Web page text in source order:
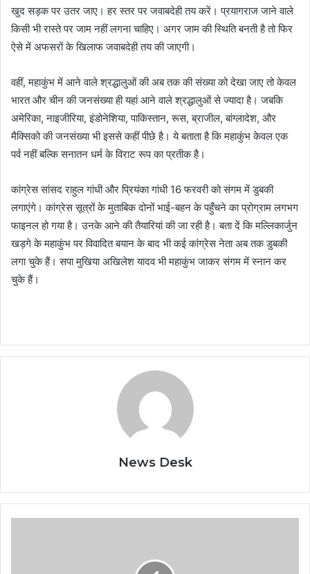
खुद सड़क पर उतर जाए। हर स्तर पर जवाबदेही तय करें। प्रयागराज जाने वाले
किसी भी रास्ते पर जाम नहीं लगना चाहिए। अगर जाम की स्थिति बनती है तो फिर
ऐसे में अफसरों के खिलाफ जवाबदेही तय की जाएगी।
वहीं, महाकुंभ में आने वाले श्रद्धालुओं की अब तक की संख्या को देखा जाए तो केवल
भारत और चीन की जनसंख्या ही यहां आने वाले श्रद्धालुओं से ज्यादा है। जबकि
अमेरिका, नाइजीरिया, इंडोनेशिया, पाकिस्तान, रूस, ब्राजील, बांग्लादेश, और
मैक्सिको की जनसंख्या भी इससे कहीं पीछे है। ये बताता है कि महाकुंभ केवल एक
पर्व नहीं बल्कि सनातन धर्म के विराट रूप का प्रतीक है।
कांग्रेस सांसद राहुल गांधी और प्रियंका गांधी 16 फरवरी को संगम में डुबकी
लगाएंगे। कांग्रेस सूत्रों के मुताबिक दोनों भाई-बहन के पहुँचने का प्रोग्राम लगभग
फाइनल हो गया है। उनके आने की तैयारियां की जा रही है। बता दें कि मल्लिकार्जुन
खड़गे के महाकुंभ पर विवादित बयान के बाद भी कई कांग्रेस नेता अब तक डुबकी
लगा चुके हैं। सपा मुखिया अखिलेश यादव भी महाकुंभ जाकर संगम में स्नान कर
चुके हैं।
News Desk